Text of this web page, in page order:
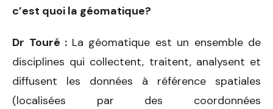
c’est quoi la géomatique?
Dr Touré : La géomatique est un ensemble de
disciplines qui collectent, traitent, analysent et
diffusent les données à référence spatiales
(localisées par des coordonnées